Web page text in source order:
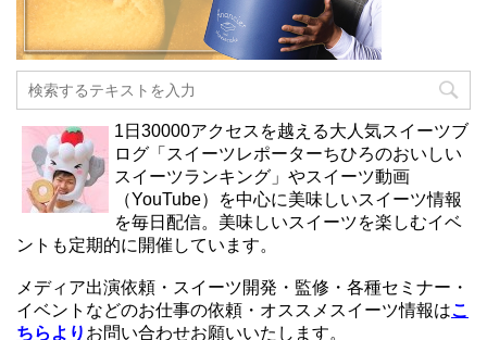
1日30000アクセスを越える大人気スイーツブ
ログ「スイーツレポーターちひろのおいしい
スイーツランキング」やスイーツ動画
（YouTube）を中心に美味しいスイーツ情報
を毎日配信。美味しいスイーツを楽しむイベ
ントも定期的に開催しています。
メディア出演依頼・スイーツ開発・監修・各種セミナー・
イベントなどのお仕事の依頼・オススメスイーツ情報はこ
ちらより お問い合わせお願いいたします。